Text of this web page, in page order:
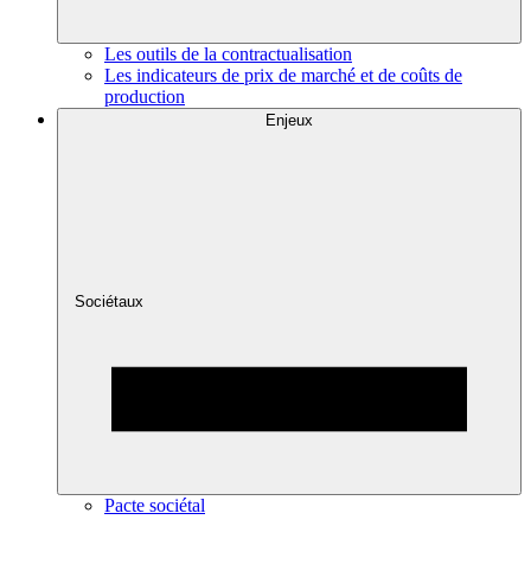
Les outils de la contractualisation
Les indicateurs de prix de marché et de coûts de
production
Enjeux
Sociétaux
Pacte sociétal